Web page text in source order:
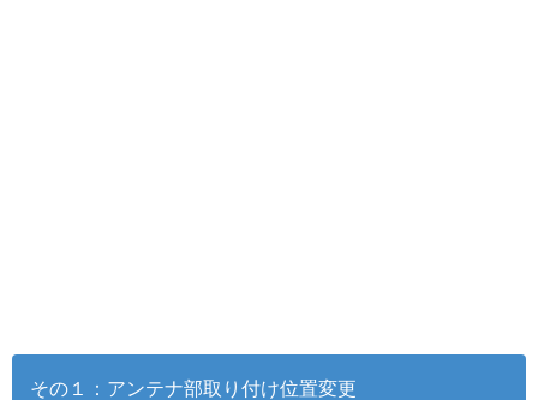
その１：アンテナ部取り付け位置変更